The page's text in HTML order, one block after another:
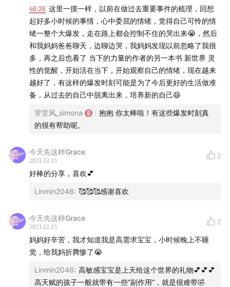
46:26 这里一摸一样，以前在做过去重要事件的梳理，回想
起好多小时候的事情，心中委屈的情绪，觉得自己可怜的情
绪一整个大爆发，走在路上都会控制不住的哭出来😭，然后
和我妈妈爸爸聊天，边聊边哭，我妈妈发现以前忽略了我很
多，再之后也看了 当下的力量的作者的另一本书 新世界 灵
性的觉醒，开始活在当下，开始观察自己的情绪，现在越来
越好了，有这样的爆发时刻可能是为了今后更好的生活做准
备，从过去的自己中脱离出来，培养新的自己😄
穿堂风_simona : 抱抱 你太棒啦！有这些爆发时刻真
的很有帮助呢。
今天先这样Grace
2023.12.15
2
好棒的分享，喜欢💕
Linmin2046: 🥰🥰🥰感谢喜欢
今天先这样Grace
2023.12.15
2
妈妈好辛苦，我才知道我是高需求宝宝，小时候晚上不睡
觉，给我妈折腾惨了😭
Linmin2046: 高敏感宝宝是上天给这个世界的礼物💕💕💕
高天赋的孩子一般就带有一些“副作用”，就是很难带🤣